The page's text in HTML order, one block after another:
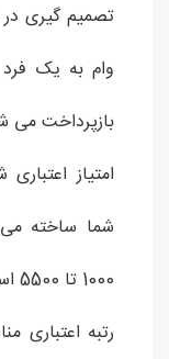
تصمیم گیری در
وام به یک
بازپرداخت می
امتیاز
شما ساخته می
1000 تا 5500 است.
رتبه اعتباری